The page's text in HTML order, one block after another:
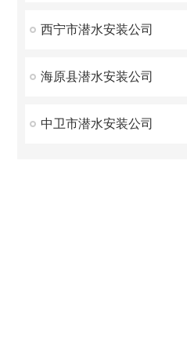
西宁市潜水安装公司
海原县潜水安装公司
中卫市潜水安装公司